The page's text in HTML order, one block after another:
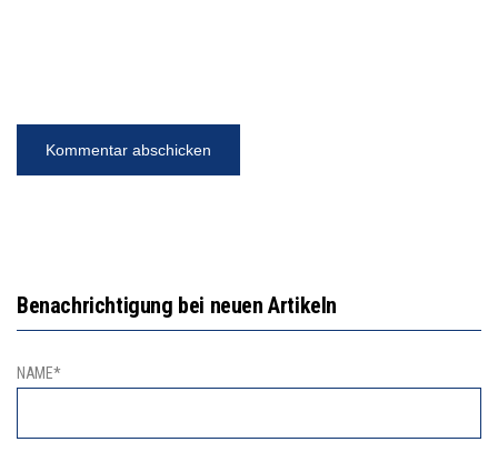
Benachrichtigung bei neuen Artikeln
NAME*